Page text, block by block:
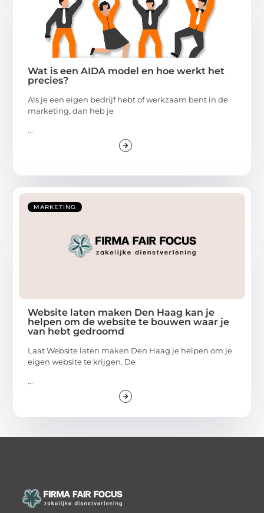
Wat is een AIDA model en hoe werkt het
precies?
Als je een eigen bedrijf hebt of werkzaam bent in de
marketing, dan heb je
...
MARKETING
Website laten maken Den Haag kan je
helpen om de website te bouwen waar je
van hebt gedroomd
Laat Website laten maken Den Haag je helpen om je
eigen website te krijgen. De
...